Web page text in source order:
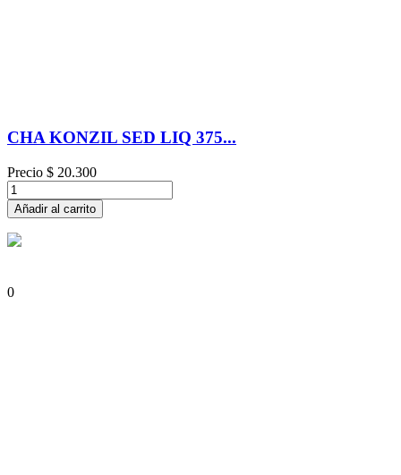
CHA KONZIL SED LIQ 375...
Precio $ 20.300
Añadir al carrito
0